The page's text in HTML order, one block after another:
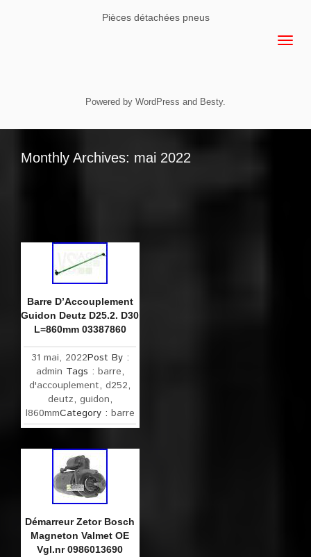
Pièces détachées pneus
Powered by WordPress and Besty.
Monthly Archives: mai 2022
Barre D’Accouplement
Guidon Deutz D25.2. D30
L=860mm 03387860
31 mai, 2022Post By :
admin Tags : barre,
d'accouplement,d252,
deutz, guidon,
l860mmCategory : barre
Démarreur Zetor Bosch
Magneton Valmet OE
Vgl.nr 0986013690